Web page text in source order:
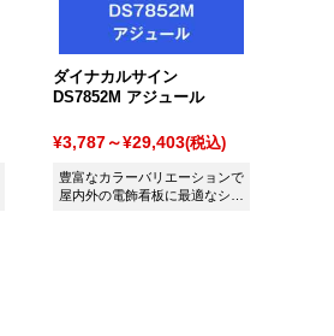
ダイナカルサイン
DS7852M アジュール
¥3,787～¥29,403(税込)
豊富なカラーバリエーションで
屋内外の電飾看板に最適なシー